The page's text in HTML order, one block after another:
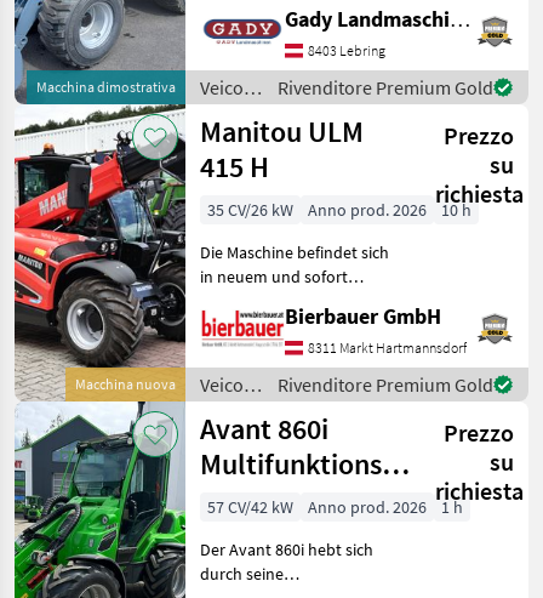
Macchina dimostrativa
di prodotti TOBROCO-
GIANT. Con l’arrivo dei
modelli della serie G2700,
questa macchina ha or
Gady Landmaschinen GmbH
8403 Lebring
Veicoli
agricoli
a
motore
/ Giant
Rivenditore Premium Gold
Macchina nuova
Manitou ULM
415 H
Prezzo
su
richiesta
35 CV/26 kW Anno prod. 2026
10 h
Die Maschine befindet sich
in neuem und sofort
und kann nach
telefonischer Vereinbarung
gerne vor Ort besichtigt
werden. Neumaschine sofo
Bierbauer GmbH
8311 Markt Hartmannsdorf
Veicoli
agricoli
a
motore
/
Manitou
Rivenditore Premium Gold
Avant 860i
Multifunktionslader
GT Kabine
Prezzo
su
richiesta
57 CV/42 kW Anno prod. 2026
1 h
Der Avant 860i hebt sich
durch seine